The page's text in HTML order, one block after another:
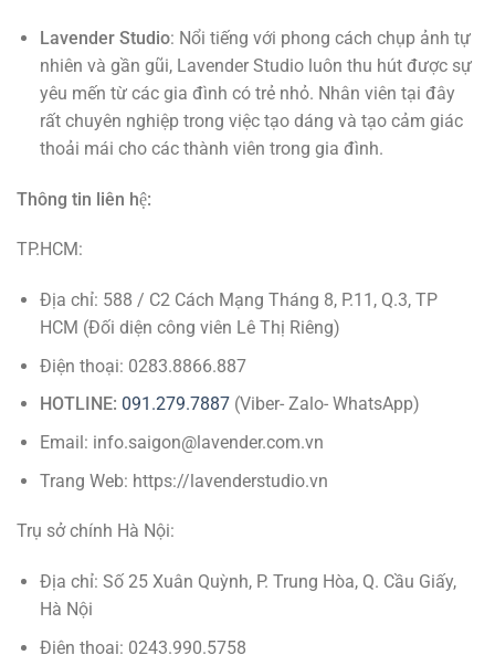
Lavender Studio: Nổi tiếng với phong cách chụp ảnh tự
nhiên và gần gũi, Lavender Studio luôn thu hút được sự
yêu mến từ các gia đình có trẻ nhỏ. Nhân viên tại đây
rất chuyên nghiệp trong việc tạo dáng và tạo cảm giác
thoải mái cho các thành viên trong gia đình.
Thông tin liên hệ:
TP.HCM:
Địa chỉ: 588 / C2 Cách Mạng Tháng 8, P.11, Q.3, TP
HCM (Đối diện công viên Lê Thị Riêng)
Điện thoại: 0283.8866.887
HOTLINE: 091.279.7887(Viber- Zalo- WhatsApp)
Email: info.saigon@lavender.com.vn
Trang Web: https://lavenderstudio.vn
Trụ sở chính Hà Nội:
Địa chỉ: Số 25 Xuân Quỳnh, P. Trung Hòa, Q. Cầu Giấy,
Hà Nội
Điện thoại: 0243.990.5758